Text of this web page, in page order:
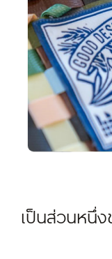
เป็นส่วนหนึ่